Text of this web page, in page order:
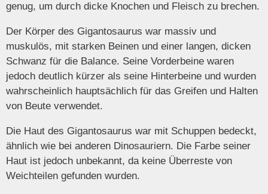
genug, um durch dicke Knochen und Fleisch zu brechen.
Der Körper des Gigantosaurus war massiv und
muskulös, mit starken Beinen und einer langen, dicken
Schwanz für die Balance. Seine Vorderbeine waren
jedoch deutlich kürzer als seine Hinterbeine und wurden
wahrscheinlich hauptsächlich für das Greifen und Halten
von Beute verwendet.
Die Haut des Gigantosaurus war mit Schuppen bedeckt,
ähnlich wie bei anderen Dinosauriern. Die Farbe seiner
Haut ist jedoch unbekannt, da keine Überreste von
Weichteilen gefunden wurden.